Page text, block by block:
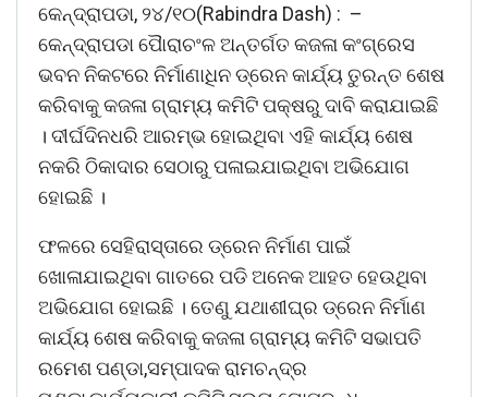
କେନ୍ଦ୍ରାପଡା, ୨୪/୧୦(Rabindra Dash) : –
କେନ୍ଦ୍ରାପଡା ପୈାରାଚଂଳ ଅନ୍ତର୍ଗତ କଜଳା କଂଗ୍ରେସ
ଭବନ ନିକଟରେ ନିର୍ମାଣାଧିନ ଡ୍ରେନ କାର୍ଯ୍ୟ ତୁରନ୍ତ ଶେଷ
କରିବାକୁ କଜଳା ଗ୍ରାମ୍ୟ କମିଟି ପକ୍ଷରୁ ଦାବି କରାଯାଇଛି
। ଦୀର୍ଘଦିନଧରି ଆରମ୍ଭ ହୋଇଥିବା ଏହି କାର୍ଯ୍ୟ ଶେଷ
ନକରି ଠିକାଦାର ସେଠାରୁ ପଳାଇଯାଇଥିବା ଅଭିଯୋଗ
ହୋଇଛି ।
ଫଳରେ ସେହିରାସ୍ତାରେ ଡ୍ରେନ ନିର୍ମାଣ ପାଇଁ
ଖୋଳାଯାଇଥିବା ଗାତରେ ପଡି ଅନେକ ଆହତ ହେଉଥିବା
ଅଭିଯୋଗ ହୋଇଛି । ତେଣୁ ଯଥାଶୀଘ୍ର ଡ୍ରେନ ନିର୍ମାଣ
କାର୍ଯ୍ୟ ଶେଷ କରିବାକୁ କଜଳା ଗ୍ରାମ୍ୟ କମିଟି ସଭାପତି
ରମେଶ ପଣ୍ଡା,ସମ୍ପାଦକ ରାମଚନ୍ଦ୍ର